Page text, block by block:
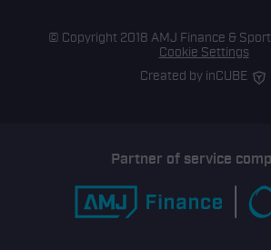
© Copyright 2018 AMJ Finance & Sport
Cookie Settings
Created by inCUBE
Partner of service